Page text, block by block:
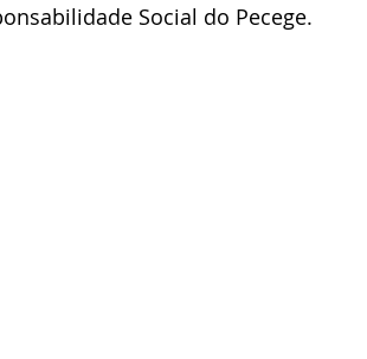
Social do Pecege.